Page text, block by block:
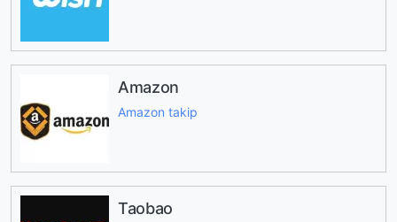
Amazon
Amazon takip
Taobao